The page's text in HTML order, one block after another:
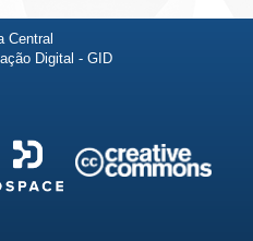
Central
Digital - GID